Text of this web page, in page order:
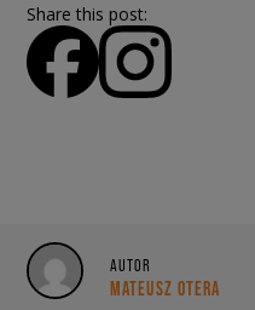
Share this post:
AUTOR
MATEUSZ OTERA